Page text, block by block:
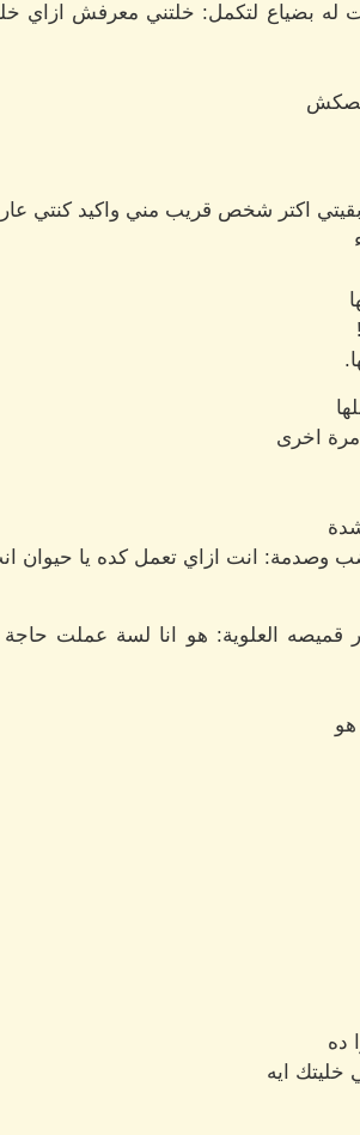
له بضياع لتكمل: خلتني معرفش ازاي
اكتر شخص قريب مني واكيد كنتي
مرة اخرى
وصدمة: انت ازاي تعمل كده يا حيوان
قميصه العلوية: هو انا لسة عملت
ده
خليتك ايه